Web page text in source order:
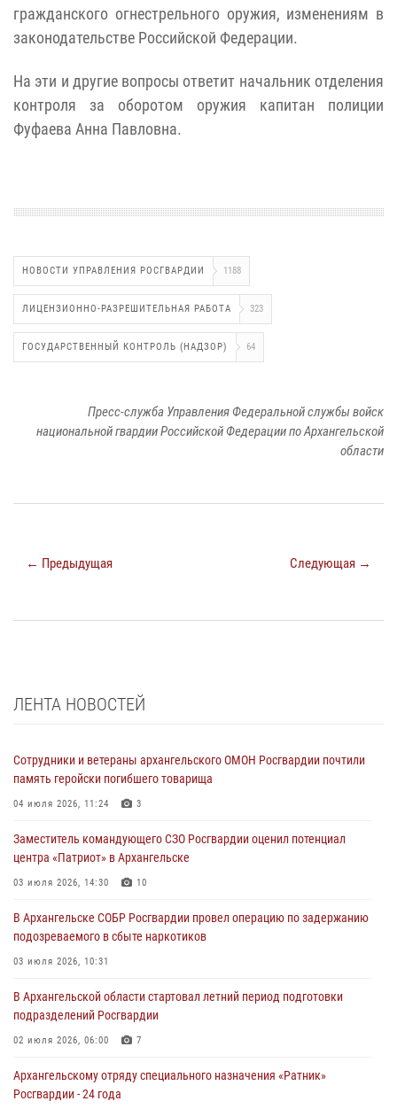
гражданского огнестрельного оружия, изменениям в
законодательстве Российской Федерации.
На эти и другие вопросы ответит начальник отделения
контроля за оборотом оружия капитан полиции
Фуфаева Анна Павловна.
НОВОСТИ УПРАВЛЕНИЯ РОСГВАРДИИ 1188
ЛИЦЕНЗИОННО-РАЗРЕШИТЕЛЬНАЯ РАБОТА 323
ГОСУДАРСТВЕННЫЙ КОНТРОЛЬ (НАДЗОР) 64
Пресс-служба Управления Федеральной службы войск
национальной гвардии Российской Федерации по Архангельской
области
← Предыдущая Следующая →
ЛЕНТА НОВОСТЕЙ
Сотрудники и ветераны архангельского ОМОН Росгвардии почтили
память геройски погибшего товарища
04 июля 2026, 11:24 3
Заместитель командующего СЗО Росгвардии оценил потенциал
центра «Патриот» в Архангельске
03 июля 2026, 14:30 10
В Архангельске СОБР Росгвардии провел операцию по задержанию
подозреваемого в сбыте наркотиков
03 июля 2026, 10:31
В Архангельской области стартовал летний период подготовки
подразделений Росгвардии
02 июля 2026, 06:00 7
Архангельскому отряду специального назначения «Ратник»
Росгвардии - 24 года